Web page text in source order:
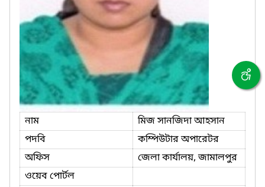
নাম
মিজ সানজিদা আহসান
পদবি
কম্পিউটার অপারেটর
অফিস
জেলা কার্যালয়, জামালপুর
ওয়েব পোর্টল